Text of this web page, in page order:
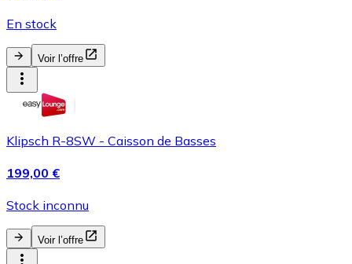
En stock
Voir l’offre
Klipsch R-8SW - Caisson de Basses
199,00 €
Stock inconnu
Voir l’offre